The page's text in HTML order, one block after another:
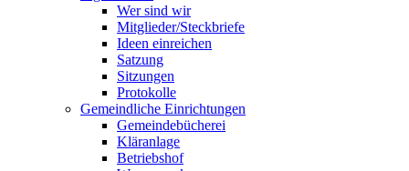
Wer sind wir
Mitglieder/Steckbriefe
Ideen einreichen
Satzung
Sitzungen
Protokolle
Gemeindliche Einrichtungen
Gemeindebücherei
Kläranlage
Betriebshof